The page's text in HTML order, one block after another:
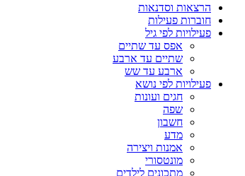
הרצאות וסדנאות
חוברות פעילות
פעילויות לפי גיל
אפס עד שתיים
שתיים עד ארבע
ארבע עד שש
פעילויות לפי נושא
חגים ועונות
שפה
חשבון
מדע
אמנות ויצירה
מונטסורי
מתכונים לילדים